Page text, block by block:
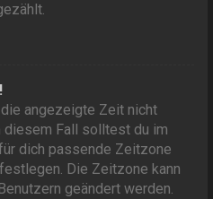
angezeigte Zeit nicht
diesem Fall solltest du im
dich passende Zeitzone
Die Zeitzone kann
geändert werden.